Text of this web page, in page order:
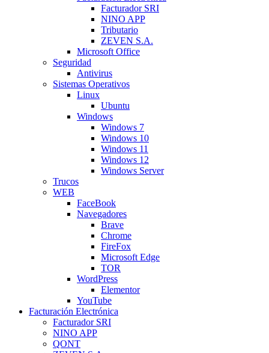
Facturador SRI
NINO APP
Tributario
ZEVEN S.A.
Microsoft Office
Seguridad
Antivirus
Sistemas Operativos
Linux
Ubuntu
Windows
Windows 7
Windows 10
Windows 11
Windows 12
Windows Server
Trucos
WEB
FaceBook
Navegadores
Brave
Chrome
FireFox
Microsoft Edge
TOR
WordPress
Elementor
YouTube
Facturación Electrónica
Facturador SRI
NINO APP
QONT